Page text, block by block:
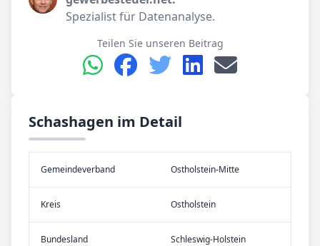
Spezialist für Datenanalyse.
Teilen Sie unseren Beitrag
Schashagen im Detail
Gemeinde­verband Ostholstein-Mitte
Kreis Ostholstein
Bundes­land Schleswig-Holstein